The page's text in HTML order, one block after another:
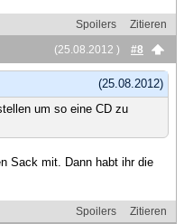
Spoilers
Zitieren
(25.08.2012 )
#8
(25.08.2012)
um so eine CD zu
Sack mit. Dann habt ihr die
Spoilers Zitieren